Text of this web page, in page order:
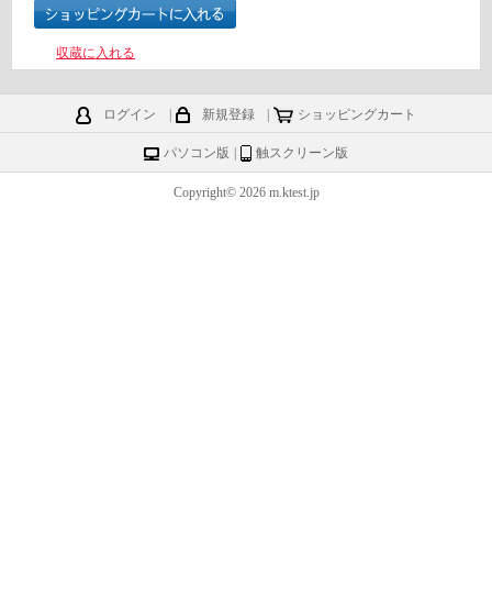
収蔵に入れる
ログイン 新規登録 ショッピングカート
パソコン版 触スクリーン版
Copyright© 2026 m.ktest.jp